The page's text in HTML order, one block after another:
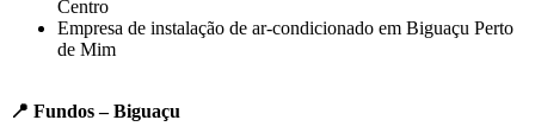
Centro
Empresa de instalação de ar-condicionado em Biguaçu Perto
de Mim
📍 Fundos – Biguaçu